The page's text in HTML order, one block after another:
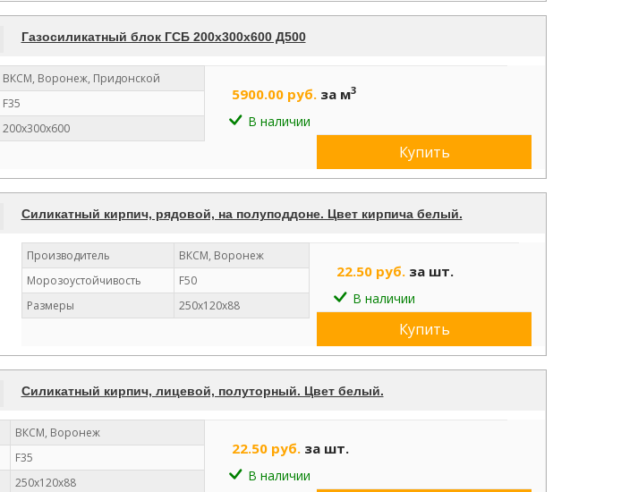
Газосиликатный блок ГСБ 200х300х600 Д500
5900.00 руб. за м3
В наличии
ВКСМ, Воронеж, Придонской
F35
200х300х600
Купить
Силикатный кирпич, рядовой, на полуподдоне. Цвет кирпича белый.
22.50 руб. за шт.
В наличии
Производитель
ВКСМ, Воронеж
Морозоустойчивость
F50
Размеры
250x120x88
Купить
Силикатный кирпич, лицевой, полуторный. Цвет белый.
22.50 руб. за шт.
В наличии
ВКСМ, Воронеж
F35
250х120х88